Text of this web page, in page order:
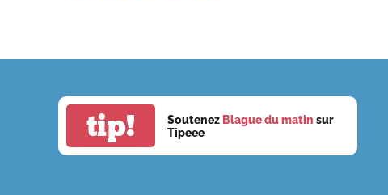
tip! Soutenez Blague du matin sur
Tipeee